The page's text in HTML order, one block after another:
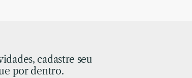
cadastre seu
por dentro.